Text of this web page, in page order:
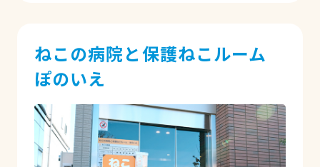
内炎治療に移行する予定です。
ねこの病院と保護ねこルーム
ぽのいえ